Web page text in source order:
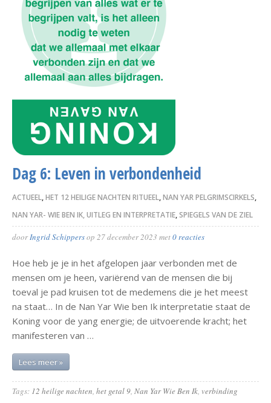
Dag 6: Leven in verbondenheid
ACTUEEL,HET 12 HEILIGE NACHTEN RITUEEL,NAN YAR PELGRIMSCIRKELS,
NAN YAR- WIE BEN IK, UITLEG EN INTERPRETATIE,SPIEGELS VAN DE ZIEL
doorIngrid Schippersop 27 december 2023 met0 reacties
Hoe heb je je in het afgelopen jaar verbonden met de
mensen om je heen, variërend van de mensen die bij
toeval je pad kruisen tot de medemens die je het meest
na staat… In de Nan Yar Wie ben Ik interpretatie staat de
Koning voor de yang energie; de uitvoerende kracht; het
manifesteren van …
Lees meer »
Tags: 12 heilige nachten, het getal 9, Nan Yar Wie Ben Ik, verbinding